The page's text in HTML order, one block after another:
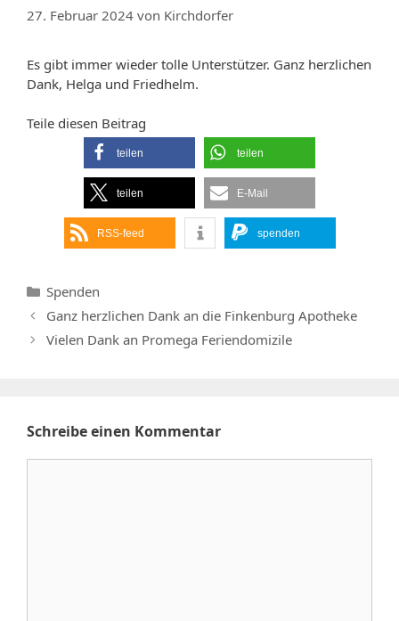
27. Februar 2024 von Kirchdorfer
Es gibt immer wieder tolle Unterstützer. Ganz herzlichen
Dank, Helga und Friedhelm.
Teile diesen Beitrag
teilen teilen
teilen E-Mail
RSS-feed spenden
Kategorien
Spenden
Ganz herzlichen Dank an die Finkenburg Apotheke
Vielen Dank an Promega Feriendomizile
Schreibe einen Kommentar